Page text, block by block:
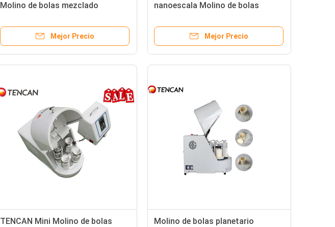
Molino de bolas mezclado
Mejor Precio
nanoescala Molino de bolas
velocidad de rotación 70-670rpm
Mejor Precio
TENCAN Mini Molino de bolas
Molino de bolas planetario